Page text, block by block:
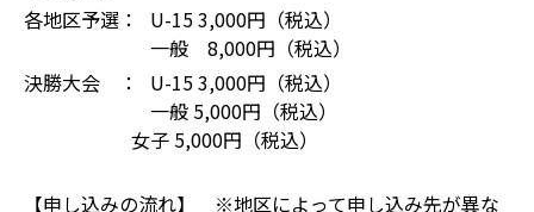
各地区予選：
U-15 3,000円（税込）
一般 8,000円（税込）
決勝大会 ：
U-15 3,000円（税込）
一般 5,000円（税込）
女子 5,000円（税込）
【申し込みの流れ】 ※地区によって申し込み先が異な